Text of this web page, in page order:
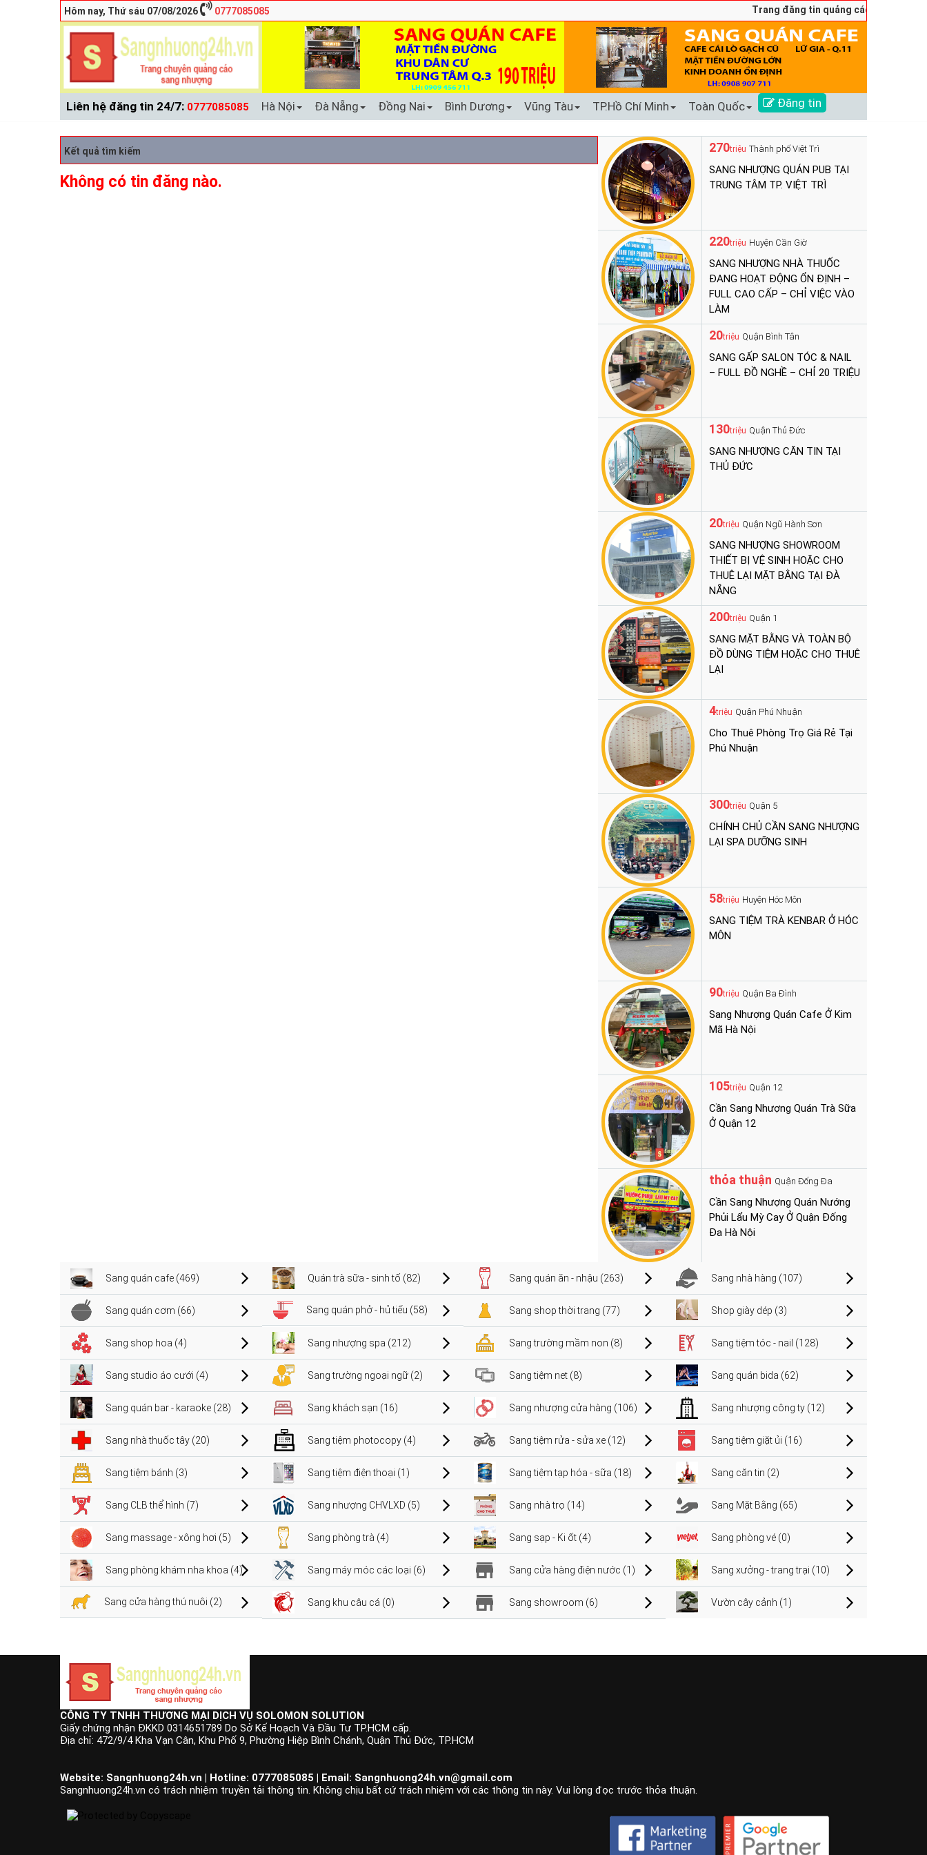
Hôm nay, Thứ sáu 07/08/2026 0777085085 Trang đăng tin quảng cáo sang nhượng
Liên hệ đăng tin 24/7: 0777085085 Hà Nội Đà Nẵng Đồng Nai Bình Dương Vũng Tàu TP.Hồ Chí Minh Toàn Quốc Đăng tin
Kết quả tìm kiếm
Không có tin đăng nào.
270triệu Thành phố Việt Trì
SANG NHƯỢNG QUÁN PUB TẠI
TRUNG TÂM TP. VIỆT TRÌ
220triệu Huyện Cần Giờ
SANG NHƯỢNG NHÀ THUỐC
ĐANG HOẠT ĐỘNG ỔN ĐỊNH –
FULL CAO CẤP – CHỈ VIỆC VÀO
LÀM
20triệu Quận Bình Tân
SANG GẤP SALON TÓC & NAIL
– FULL ĐỒ NGHỀ – CHỈ 20 TRIỆU
130triệu Quận Thủ Đức
SANG NHƯỢNG CĂN TIN TẠI
THỦ ĐỨC
20triệu Quận Ngũ Hành Sơn
SANG NHƯỢNG SHOWROOM
THIẾT BỊ VỆ SINH HOẶC CHO
THUÊ LẠI MẶT BẰNG TẠI ĐÀ
NẴNG
200triệu Quận 1
SANG MẶT BẰNG VÀ TOÀN BỘ
ĐỒ DÙNG TIỆM HOẶC CHO THUÊ
LẠI
4triệu Quận Phú Nhuận
Cho Thuê Phòng Trọ Giá Rẻ Tại
Phú Nhuận
300triệu Quận 5
CHÍNH CHỦ CẦN SANG NHƯỢNG
LẠI SPA DƯỠNG SINH
58triệu Huyện Hóc Môn
SANG TIỆM TRÀ KENBAR Ở HÓC
MÔN
90triệu Quận Ba Đình
Sang Nhượng Quán Cafe Ở Kim
Mã Hà Nội
105triệu Quận 12
Cần Sang Nhượng Quán Trà Sữa
Ở Quận 12
thỏa thuận Quận Đống Đa
Cần Sang Nhượng Quán Nướng
Phủi Lẩu Mỳ Cay Ở Quận Đống
Đa Hà Nội
Sang quán cafe (469) Quán trà sữa - sinh tố (82) Sang quán ăn - nhậu (263) Sang nhà hàng (107)
Sang quán cơm (66) Sang quán phở - hủ tiếu (58) Sang shop thời trang (77) Shop giày dép (3)
Sang shop hoa (4) Sang nhượng spa (212) Sang trường mầm non (8) Sang tiệm tóc - nail (128)
Sang studio áo cưới (4) Sang trường ngoại ngữ (2) Sang tiệm net (8) Sang quán bida (62)
Sang quán bar - karaoke (28) Sang khách sạn (16) Sang nhượng cửa hàng (106) Sang nhượng công ty (12)
Sang nhà thuốc tây (20) Sang tiệm photocopy (4) Sang tiệm rửa - sửa xe (12) Sang tiệm giặt ủi (16)
Sang tiệm bánh (3) Sang tiệm điện thoại (1) Sang tiệm tạp hóa - sữa (18) Sang căn tin (2)
Sang CLB thể hình (7) Sang nhượng CHVLXD (5) Sang nhà trọ (14) Sang Mặt Bằng (65)
Sang massage - xông hơi (5) Sang phòng trà (4) Sang sạp - Ki ốt (4) Sang phòng vé (0)
Sang phòng khám nha khoa (4) Sang máy móc các loại (6) Sang cửa hàng điện nước (1) Sang xưởng - trang trại (10)
Sang cửa hàng thú nuôi (2) Sang khu câu cá (0) Sang showroom (6) Vườn cây cảnh (1)
CÔNG TY TNHH THƯƠNG MẠI DỊCH VỤ SOLOMON SOLUTION
Giấy chứng nhận ĐKKD 0314651789 Do Sở Kế Hoạch Và Đầu Tư TP.HCM cấp.
Địa chỉ: 472/9/4 Kha Vạn Cân, Khu Phố 9, Phường Hiệp Bình Chánh, Quận Thủ Đức, TP.HCM
Website: Sangnhuong24h.vn | Hotline: 0777085085 | Email: Sangnhuong24h.vn@gmail.com
Sangnhuong24h.vn có trách nhiệm truyền tải thông tin. Không chịu bất cứ trách nhiệm với các thông tin này. Vui lòng đọc trước thỏa thuận.